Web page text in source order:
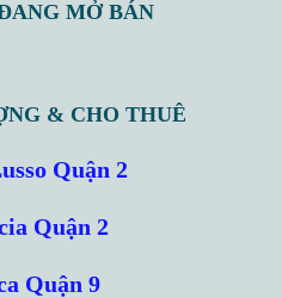
MỞ BÁN
& CHO THUÊ
Quận 2
Quận 2
Quận 9